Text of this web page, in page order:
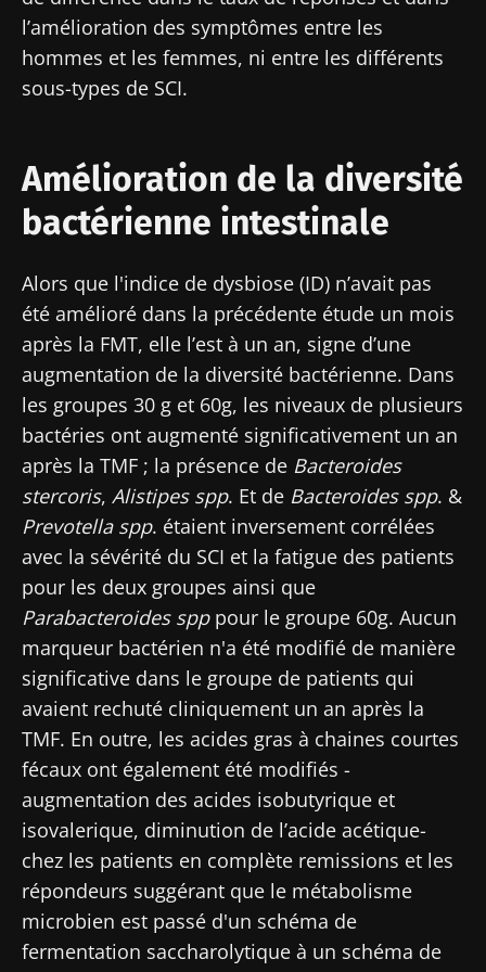
l’amélioration des symptômes entre les
hommes et les femmes, ni entre les différents
sous-types de SCI.
Amélioration de la diversité
bactérienne intestinale
Alors que l'indice de dysbiose (ID) n’avait pas
été amélioré dans la précédente étude un mois
après la FMT, elle l’est à un an, signe d’une
augmentation de la diversité bactérienne. Dans
les groupes 30 g et 60g, les niveaux de plusieurs
bactéries ont augmenté significativement un an
après la TMF ; la présence de Bacteroides
stercoris, Alistipes spp. Et de Bacteroides spp. &
Prevotella spp. étaient inversement corrélées
avec la sévérité du SCI et la fatigue des patients
pour les deux groupes ainsi que
Parabacteroides spppour le groupe 60g. Aucun
marqueur bactérien n'a été modifié de manière
significative dans le groupe de patients qui
avaient rechuté cliniquement un an après la
TMF. En outre, les acides gras à chaines courtes
fécaux ont également été modifiés -
augmentation des acides isobutyrique et
isovalerique, diminution de l’acide acétique-
chez les patients en complète remissions et les
répondeurs suggérant que le métabolisme
microbien est passé d'un schéma de
fermentation saccharolytique à un schéma de
Redirection
Vous êtes sur le point d'être redirigé et de
quitter notre site web
Être redirigé
Rester sur le site Web du Biocodex Microbiota
Institute
Se tenir informé
Rejoignez la communauté Microbiota des
professionnels de santé et des chercheurs et
recevez le "Microbiota Digest" et le "HCP
Magazine" pour rester au courant des
dernières actualités sur le microbiote.
Je souhaite m'inscrire afin de recevoir
d'autres actualités de Biocodex
Ne partez pas si vite !
Rejoignez la communauté Microbiota des
professionnels de santé et des chercheurs et
recevez le "Microbiota Digest" et le "HCP
Magazine" pour rester au courant des
dernières actualités sur le microbiote.
Je souhaite m'inscrire afin de recevoir
d'autres actualités de Biocodex
J’ai lu et accepte lesCGUet lapolitique de
protection des donnéesdu Biocodex
Microbiota Institute
* Champs obligatoires
BMI 20-35
Découvrir